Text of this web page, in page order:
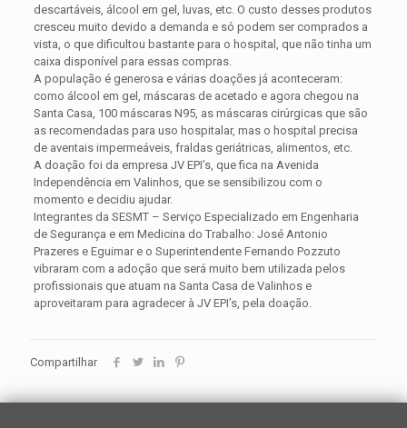
descartáveis, álcool em gel, luvas, etc. O custo desses produtos
cresceu muito devido a demanda e só podem ser comprados a
vista, o que dificultou bastante para o hospital, que não tinha um
caixa disponível para essas compras.
A população é generosa e várias doações já aconteceram:
como álcool em gel, máscaras de acetado e agora chegou na
Santa Casa, 100 máscaras N95, as máscaras cirúrgicas que são
as recomendadas para uso hospitalar, mas o hospital precisa
de aventais impermeáveis, fraldas geriátricas, alimentos, etc.
A doação foi da empresa JV EPI’s, que fica na Avenida
Independência em Valinhos, que se sensibilizou com o
momento e decidiu ajudar.
Integrantes da SESMT – Serviço Especializado em Engenharia
de Segurança e em Medicina do Trabalho: José Antonio
Prazeres e Eguimar e o Superintendente Fernando Pozzuto
vibraram com a adoção que será muito bem utilizada pelos
profissionais que atuam na Santa Casa de Valinhos e
aproveitaram para agradecer à JV EPI’s, pela doação.
Compartilhar